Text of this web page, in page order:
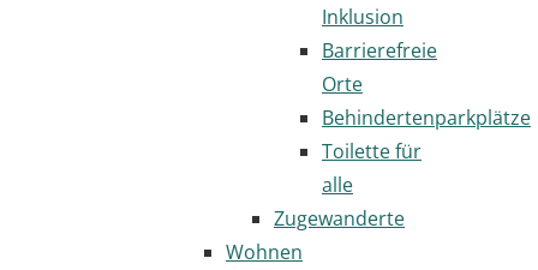
Inklusion
Barrierefreie
Orte
Behindertenparkplätze
Toilette für
alle
Zugewanderte
Wohnen